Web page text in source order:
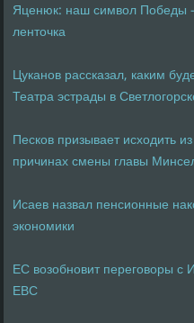
Яценюк: наш символ Победы -
ленточка
Цуканов рассказал, каким
Театра эстрады в
Песков призывает исходить
причинах смены главы
Исаев назвал пенсионные
экономики
ЕС возобновит переговоры
ЕВС